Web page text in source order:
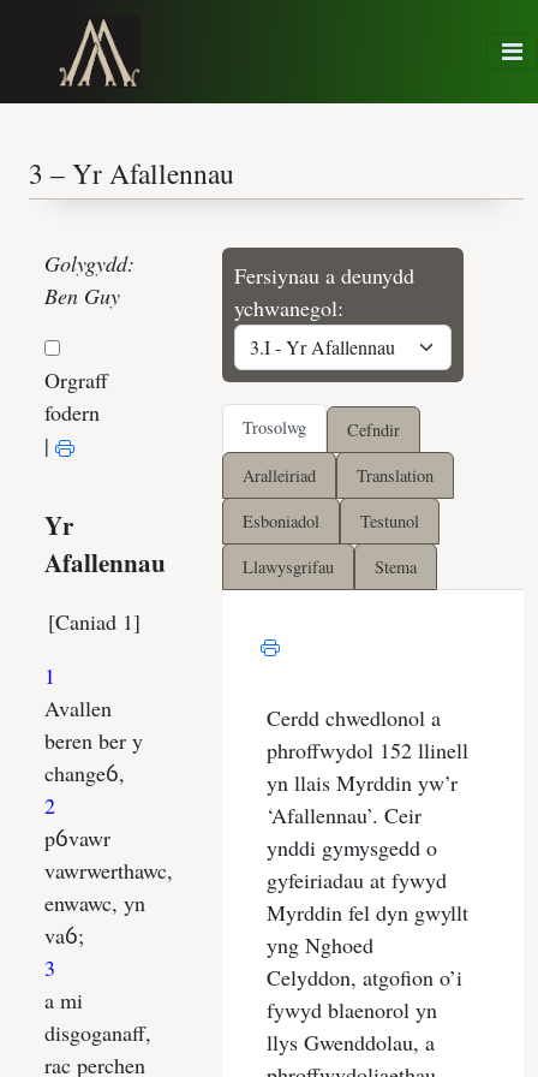
Golygydd:
Ben Guy
Orgraff
fodern
|
Fersiynau a deunydd
ychwanegol:
Trosolwg
Cefndir
Aralleiriad
Translation
Esboniadol
Testunol
Llawysgrifau
Stema